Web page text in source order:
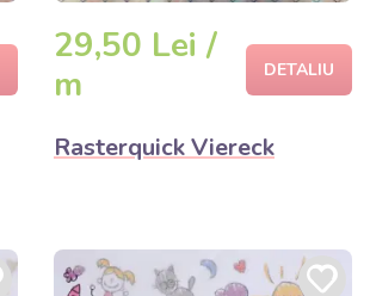
29,50 Lei /
m
DETALIU
Rasterquick Viereck